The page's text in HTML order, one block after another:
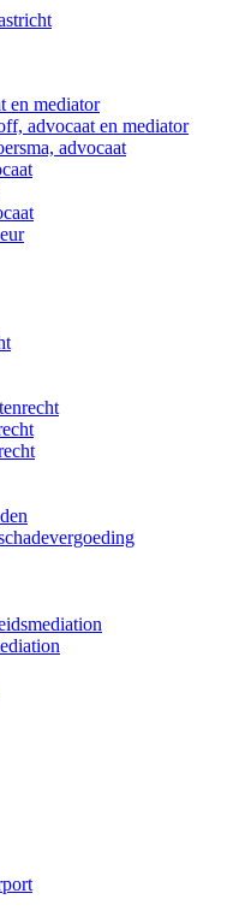
en mediator
advocaat en mediator
advocaat